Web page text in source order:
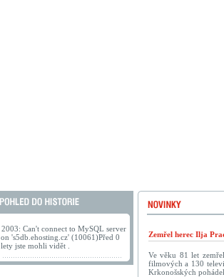
2003: Can't connect to MySQL server
on 's5db.ehosting.cz' (10061)Před 0
lety jste mohli vidět .
Zemřel herec Ilja
Ve věku 81 let
filmových a 130
Krkonošských